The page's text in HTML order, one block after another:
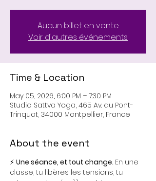
Aucun billet en vente
Voir d'autres événements
Time & Location
May 05, 2026, 6:00 PM – 7:30 PM
Studio Sattva Yoga, 465 Av. du Pont-
Trinquat, 34000 Montpellier, France
About the event
⚡ Une séance, et tout change. En une
classe, tu libères les tensions, tu